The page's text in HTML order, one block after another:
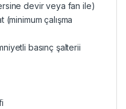
devir veya fan ile)
çalışma
basınç şalterii